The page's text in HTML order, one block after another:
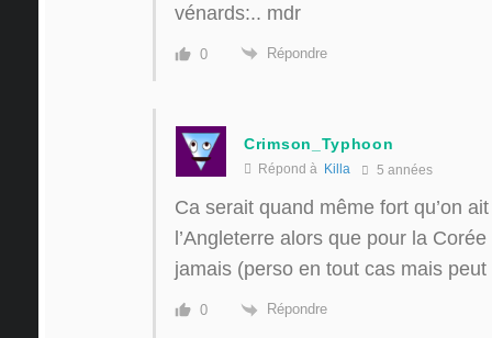
vénards:.. mdr
0 Répondre
Crimson_Typhoon
Répond à Killa 5 années
Ca serait quand même fort qu’on
l’Angleterre alors que pour la
jamais (perso en tout cas mais
0 Répondre